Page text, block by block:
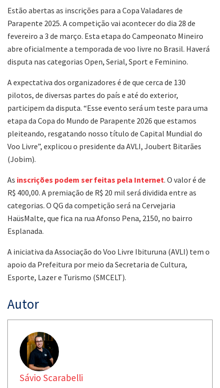
Estão abertas as inscrições para a Copa Valadares de
Parapente 2025. A competição vai acontecer do dia 28 de
fevereiro a 3 de março. Esta etapa do Campeonato Mineiro
abre oficialmente a temporada de voo livre no Brasil. Haverá
disputa nas categorias Open, Serial, Sport e Feminino.
A expectativa dos organizadores é de que cerca de 130
pilotos, de diversas partes do país e até do exterior,
participem da disputa. “Esse evento será um teste para uma
etapa da Copa do Mundo de Parapente 2026 que estamos
pleiteando, resgatando nosso título de Capital Mundial do
Voo Livre”, explicou o presidente da AVLI, Joubert Bitarães
(Jobim).
As inscrições podem ser feitas pela Internet. O valor é de
R$ 400,00. A premiação de R$ 20 mil será dividida entre as
categorias. O QG da competição será na Cervejaria
HaüsMalte, que fica na rua Afonso Pena, 2150, no bairro
Esplanada.
A iniciativa da Associação do Voo Livre Ibituruna (AVLI) tem o
apoio da Prefeitura por meio da Secretaria de Cultura,
Esporte, Lazer e Turismo (SMCELT).
Autor
Sávio Scarabelli